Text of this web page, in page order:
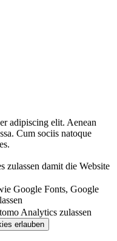
adipiscing elit. Aenean
Cum sociis natoque
zulassen damit die Website
Google Fonts, Google
Analytics zulassen